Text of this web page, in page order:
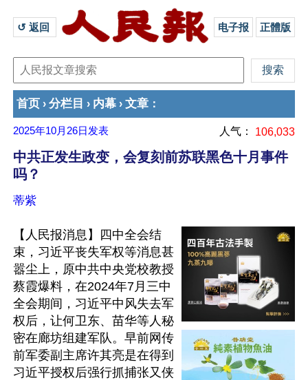
↺ 返回 电子报 正體版
首页 › 分栏目 › 内幕 › 文章 ：
2025年10月26日 发表 人气： 106,033
中共正发生政变，会复刻前苏联黑色十月事件
吗？
蒂紫
【人民报消息】四中全会结
束，习近平丧失军权等消息甚
嚣尘上，原中共中央党校教授
蔡霞爆料，在2024年7月三中
全会期间，习近平中风失去军
权后，让何卫东、苗华等人秘
密在廊坊组建军队。早前网传
前军委副主席许其亮是在得到
习近平授权后强行抓捕张又侠